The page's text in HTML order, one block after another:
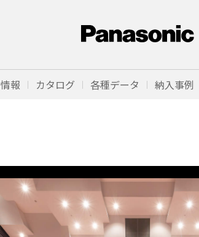
報 カタログ 各種データ 納入事例